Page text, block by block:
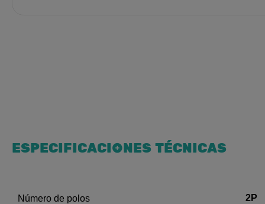
ESPECIFICACIONES TÉCNICAS
Número de polos 2P